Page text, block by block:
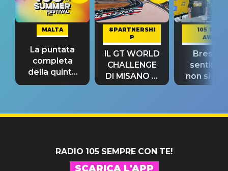
MALTA
La puntata
completa
della quinta
tappa
#PARTNERSHI
P
IL GT WORLD
CHALLENGE
DI MISANO si
riconferma
105 TAKE
AWAY
Bresh:
non si
fino alla
RADIO 105 SEMPRE CON TE!
SCARICA L'APP